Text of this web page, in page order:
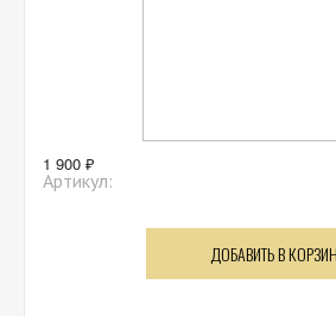
1 900 ₽
Артикул:
ДОБАВИТЬ В